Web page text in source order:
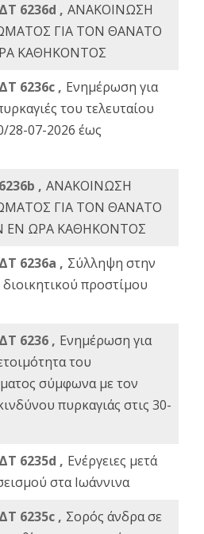
6236d , ΑΝΑΚΟΙΝΩΣΗ
ΓΙΑ ΤΟΝ ΘΑΝΑΤΟ
ΚΑΘΗΚΟΝΤΟΣ
6236c , Ενημέρωση για
του τελευταίου
28-07-2026 έως
, ΑΝΑΚΟΙΝΩΣΗ
ΓΙΑ ΤΟΝ ΘΑΝΑΤΟ
ΕΝ ΩΡΑ ΚΑΘΗΚΟΝΤΟΣ
6236a , Σύλληψη στην
προστίμου
6236 , Ενημέρωση για
του
σύμφωνα με τον
πυρκαγιάς στις 30-
6235d , Ενέργειες μετά
στα Ιωάννινα
6235c , Σορός άνδρα σε